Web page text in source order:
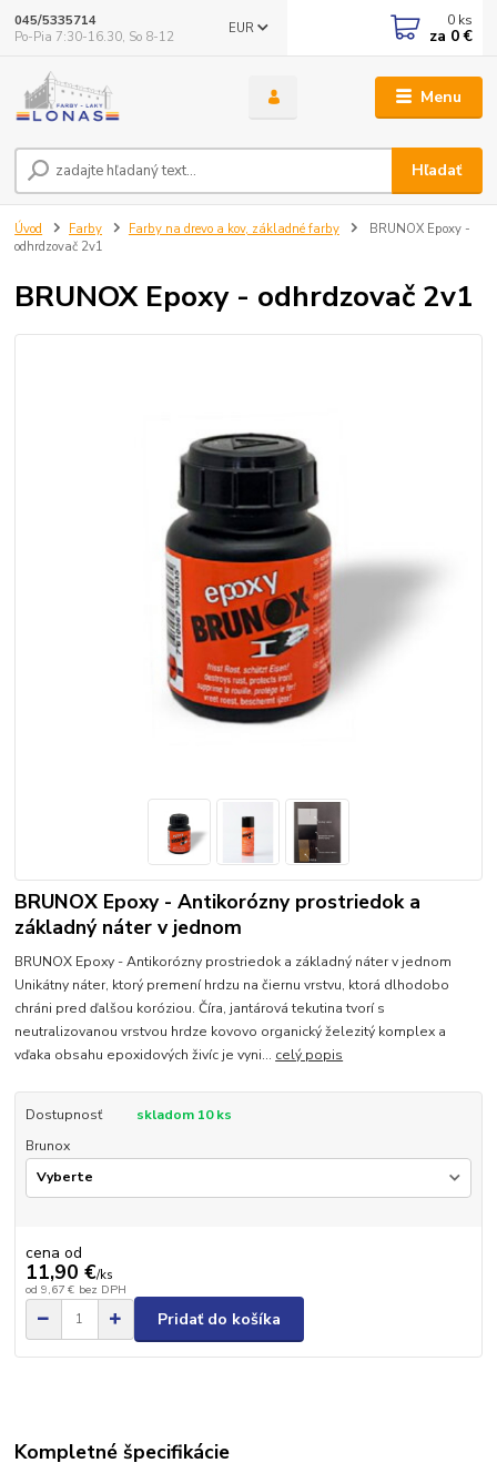
Menu
EUR
Hľadať
045/5335714
Po-Pia 7:30-16.30, So 8-12
0 ks
za 0 €
Úvod Farby Farby na drevo a kov, základné farby
BRUNOX Epoxy -
odhrdzovač 2v1
BRUNOX Epoxy - odhrdzovač 2v1
BRUNOX Epoxy - Antikorózny prostriedok a
základný náter v jednom
BRUNOX Epoxy - Antikorózny prostriedok a základný náter v jednom
Unikátny náter, ktorý premení hrdzu na čiernu vrstvu, ktorá dlhodobo
chráni pred ďalšou koróziou. Číra, jantárová tekutina tvorí s
neutralizovanou vrstvou hrdze kovovo organický železitý komplex a
vďaka obsahu epoxidových živíc je vyni... celý popis
Dostupnosť
skladom 10 ks
Brunox
cena od
11,90 €/ks
od 9,67 € bez DPH
Pridať do košíka
Kompletné špecifikácie